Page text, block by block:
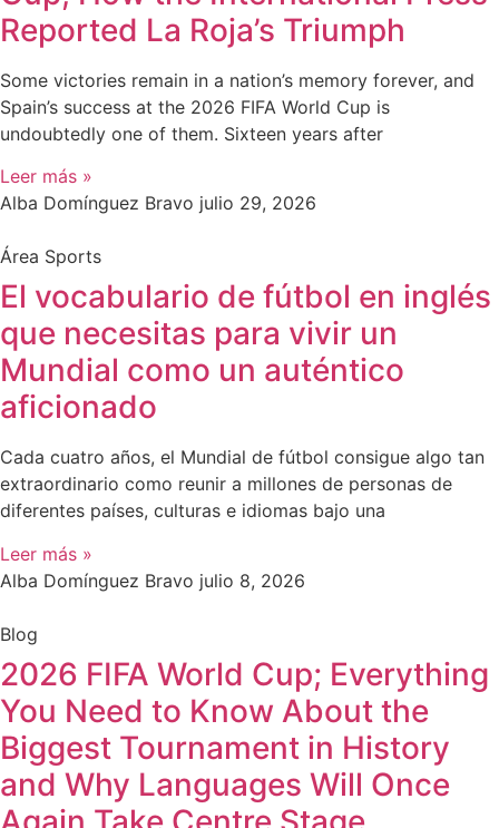
Reported La Roja’s Triumph
Some victories remain in a nation’s memory forever, and
Spain’s success at the 2026 FIFA World Cup is
undoubtedly one of them. Sixteen years after
Leer más »
Alba Domínguez Bravo julio 29, 2026
Área Sports
El vocabulario de fútbol en inglés
que necesitas para vivir un
Mundial como un auténtico
aficionado
Cada cuatro años, el Mundial de fútbol consigue algo tan
extraordinario como reunir a millones de personas de
diferentes países, culturas e idiomas bajo una
Leer más »
Alba Domínguez Bravo julio 8, 2026
Blog
2026 FIFA World Cup; Everything
You Need to Know About the
Biggest Tournament in History
and Why Languages Will Once